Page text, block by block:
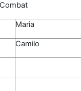
Maria
Camilo